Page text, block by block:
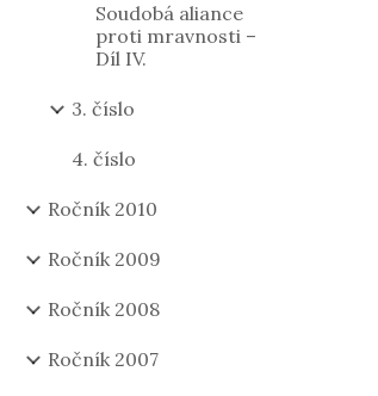
Soudobá aliance
proti mravnosti –
Díl IV.
3. číslo
4. číslo
Ročník 2010
Ročník 2009
Ročník 2008
Ročník 2007